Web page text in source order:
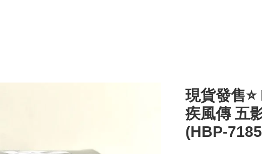
現貨發售
疾風傳 五
(HBP-